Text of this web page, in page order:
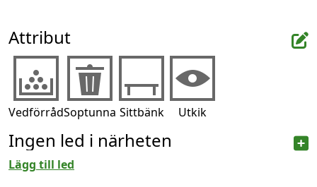
Attribut
VedförrådSoptunna Sittbänk Utkik
Ingen led i närheten
Lägg till led